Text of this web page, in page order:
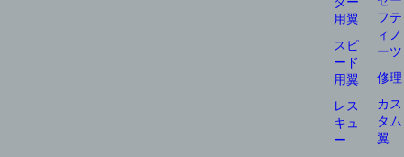
用翼
スピ
ード
用翼
レス
キュ
ー
フテ
ィノ
ーツ
修理
カス
タム
翼